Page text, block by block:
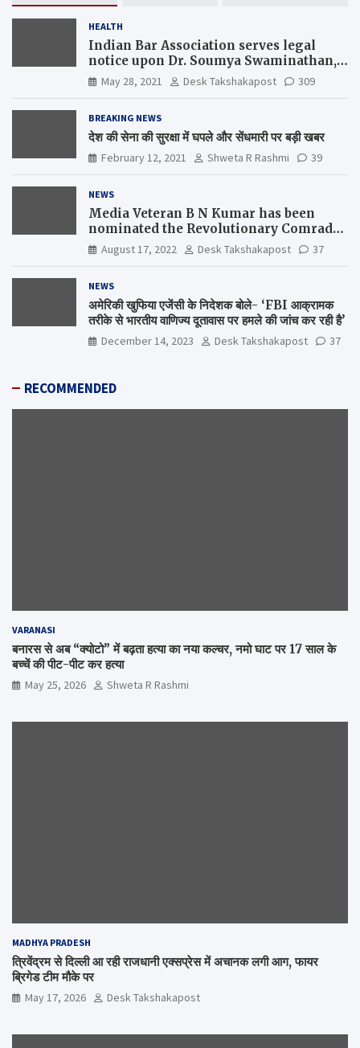
HEALTH
Indian Bar Association serves legal
notice upon Dr. Soumya Swaminathan,
the Chief Scientist, WHO
May 28, 2021 Desk Takshakapost 309
BREAKING NEWS
देश की सेना की सुरक्षा में घपले और सेंधमारी पर बड़ी खबर
February 12, 2021 Shweta R Rashmi 39
NEWS
Media Veteran B N Kumar has been
nominated the Revolutionary Comrade
Shiv Varma Media Award 2022-23
August 17, 2022 Desk Takshakapost 37
NEWS
अमेरिकी खुफिया एजेंसी के निदेशक बोले- ‘FBI आक्रामक
तरीके से भारतीय वाणिज्य दूतावास पर हमले की जांच कर रही है’
December 14, 2023 Desk Takshakapost 37
RECOMMENDED
VARANASI
बनारस से अब “क्योटो” में बढ़ता हत्या का नया कल्चर, नमो घाट पर 17 साल के
बच्चें की पीट-पीट कर हत्या
May 25, 2026 Shweta R Rashmi
MADHYA PRADESH
त्रिवेंद्रम से दिल्ली आ रही राजधानी एक्सप्रेस में अचानक लगी आग, फायर
ब्रिगेड टीम मौके पर
May 17, 2026 Desk Takshakapost